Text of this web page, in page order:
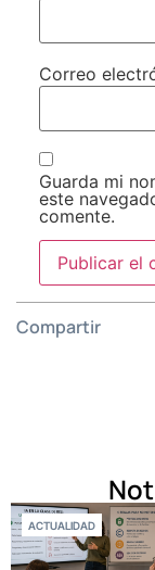
Correo
Guarda mi
este
comente.
Compartir
ACTUALIDAD